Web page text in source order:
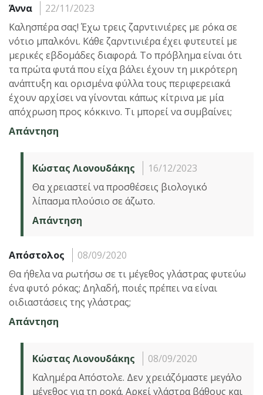
Άννα
22/11/2023
Καλησπέρα σας! Έχω τρεις ζαρντινιέρες με ρόκα σε
νότιο μπαλκόνι. Κάθε ζαρντινιέρα έχει φυτευτεί με
μερικές εβδομάδες διαφορά. Το πρόβλημα είναι ότι
τα πρώτα φυτά που είχα βάλει έχουν τη μικρότερη
ανάπτυξη και ορισμένα φύλλα τους περιφερειακά
έχουν αρχίσει να γίνονται κάπως κίτρινα με μία
απόχρωση προς κόκκινο. Τι μπορεί να συμβαίνει;
Απάντηση
Κώστας Λιονουδάκης
16/12/2023
Θα χρειαστεί να προσθέσεις βιολογικό
λίπασμα πλούσιο σε άζωτο.
Απάντηση
Απόστολος
08/09/2020
Θα ήθελα να ρωτήσω σε τι μέγεθος γλάστρας φυτεύω
ένα φυτό ρόκας; Δηλαδή, ποιές πρέπει να είναι
οιδιαστάσεις της γλάστρας;
Απάντηση
Κώστας Λιονουδάκης
08/09/2020
Καλημέρα Απόστολε. Δεν χρειάζόμαστε μεγάλο
μέγεθος για τη ροκά. Αρκεί γλάστρα βάθους και